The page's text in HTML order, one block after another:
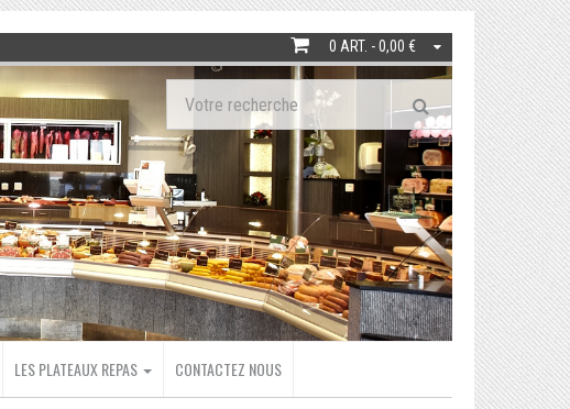
0 ART. - 0,00 €
LES PLATEAUX REPAS CONTACTEZ NOUS